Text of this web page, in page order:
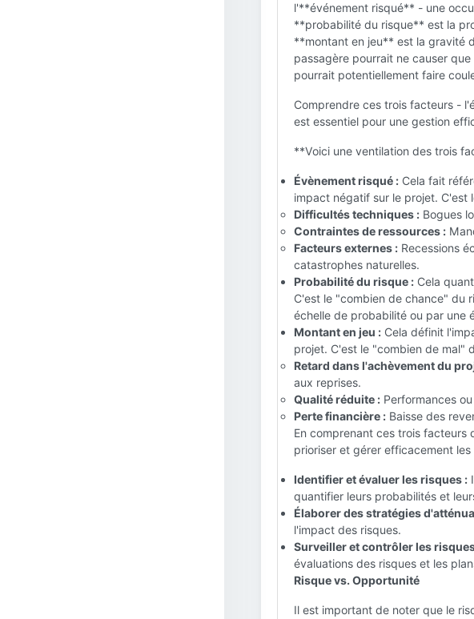
l'**événement risqué** - une
**probabilité du risque** est la
**montant en jeu** est la gravité
passagère pourrait ne causer
pourrait potentiellement faire
Comprendre ces trois facteurs -
est essentiel pour une gestion
**Voici une ventilation des trois
Évènement risqué : Cela fait
impact négatif sur le projet. C'est
Difficultés techniques : Bogues
Contraintes de ressources :
Facteurs externes : Recessions
catastrophes naturelles.
Probabilité du risque : Cela
C'est le "combien de chance" du
échelle de probabilité ou par une
Montant en jeu : Cela définit
projet. C'est le "combien de mal"
Retard dans l'achèvement du
aux reprises.
Qualité réduite : Performances
Perte financière : Baisse des
En comprenant ces trois facteurs
prioriser et gérer efficacement les
Identifier et évaluer les risques :
quantifier leurs probabilités et
Élaborer des stratégies
l'impact des risques.
Surveiller et contrôler les
évaluations des risques et les
Risque vs. Opportunité
Il est important de noter que le